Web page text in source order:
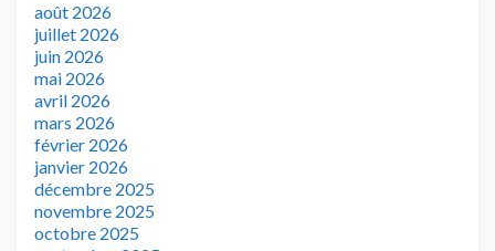
août 2026
juillet 2026
juin 2026
mai 2026
avril 2026
mars 2026
février 2026
janvier 2026
décembre 2025
novembre 2025
octobre 2025